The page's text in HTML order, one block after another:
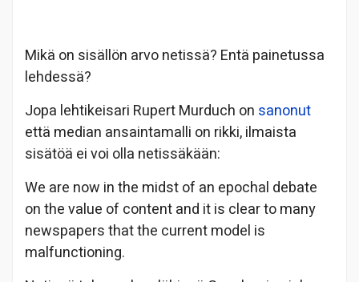
Mikä on sisällön arvo netissä? Entä painetussa
lehdessä?
Jopa lehtikeisari Rupert Murduch on sanonut
että median ansaintamalli on rikki, ilmaista
sisätöä ei voi olla netissäkään:
We are now in the midst of an epochal debate
on the value of content and it is clear to many
newspapers that the current model is
malfunctioning.